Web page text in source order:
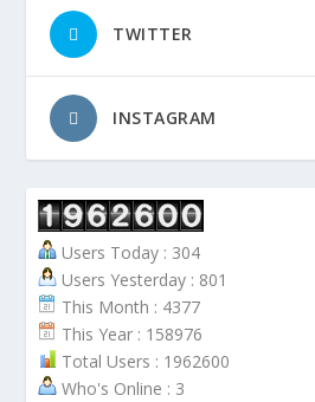
TWITTER
INSTAGRAM
Users Today : 304
Users Yesterday : 801
This Month : 4377
This Year : 158976
Total Users : 1962600
Who's Online : 3